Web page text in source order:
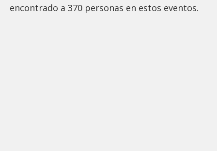
encontrado a 370 personas en estos eventos.